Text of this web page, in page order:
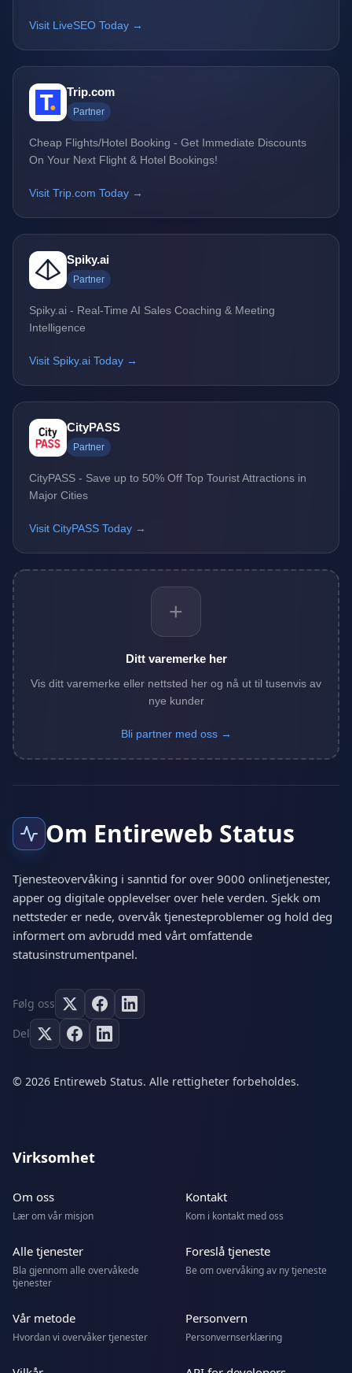
Visit LiveSEO Today →
Trip.com
Partner
Cheap Flights/Hotel Booking - Get Immediate Discounts
On Your Next Flight & Hotel Bookings!
Visit Trip.com Today →
Spiky.ai
Partner
Spiky.ai - Real-Time AI Sales Coaching & Meeting
Intelligence
Visit Spiky.ai Today →
CityPASS
Partner
CityPASS - Save up to 50% Off Top Tourist Attractions in
Major Cities
Visit CityPASS Today →
+
Ditt varemerke her
Vis ditt varemerke eller nettsted her og nå ut til tusenvis av
nye kunder
Bli partner med oss →
Om Entireweb Status
Tjenesteovervåking i sanntid for over 9000 onlinetjenester,
apper og digitale opplevelser over hele verden. Sjekk om
nettsteder er nede, overvåk tjenesteproblemer og hold deg
informert om avbrudd med vårt omfattende
statusinstrumentpanel.
Følg oss
Del
© 2026 Entireweb Status. Alle rettigheter forbeholdes.
Virksomhet
Om oss
Lær om vår misjon
Kontakt
Kom i kontakt med oss
Alle tjenester
Bla gjennom alle overvåkede
tjenester
Foreslå tjeneste
Be om overvåking av ny tjeneste
Vår metode
Hvordan vi overvåker tjenester
Personvern
Personvernserklæring